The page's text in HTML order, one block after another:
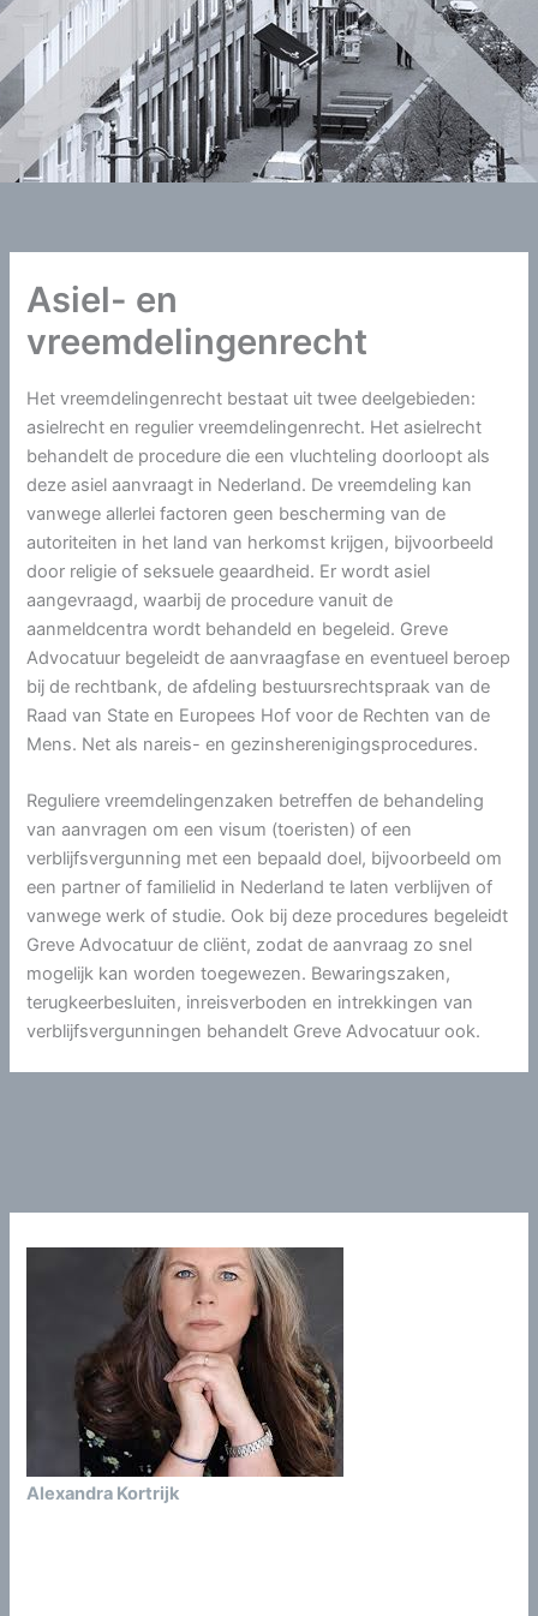
Alexandra Kortrijk
Asiel- en
vreemdelingenrecht
Het vreemdelingenrecht bestaat uit twee deelgebieden:
asielrecht en regulier vreemdelingenrecht. Het asielrecht
behandelt de procedure die een vluchteling doorloopt als
deze asiel aanvraagt in Nederland. De vreemdeling kan
vanwege allerlei factoren geen bescherming van de
autoriteiten in het land van herkomst krijgen, bijvoorbeeld
door religie of seksuele geaardheid. Er wordt asiel
aangevraagd, waarbij de procedure vanuit de
aanmeldcentra wordt behandeld en begeleid. Greve
Advocatuur begeleidt de aanvraagfase en eventueel beroep
bij de rechtbank, de afdeling bestuursrechtspraak van de
Raad van State en Europees Hof voor de Rechten van de
Mens. Net als nareis- en gezinsherenigingsprocedures.
Reguliere vreemdelingenzaken betreffen de behandeling
van aanvragen om een visum (toeristen) of een
verblijfsvergunning met een bepaald doel, bijvoorbeeld om
een partner of familielid in Nederland te laten verblijven of
vanwege werk of studie. Ook bij deze procedures begeleidt
Greve Advocatuur de cliënt, zodat de aanvraag zo snel
mogelijk kan worden toegewezen. Bewaringszaken,
terugkeerbesluiten, inreisverboden en intrekkingen van
verblijfsvergunningen behandelt Greve Advocatuur ook.